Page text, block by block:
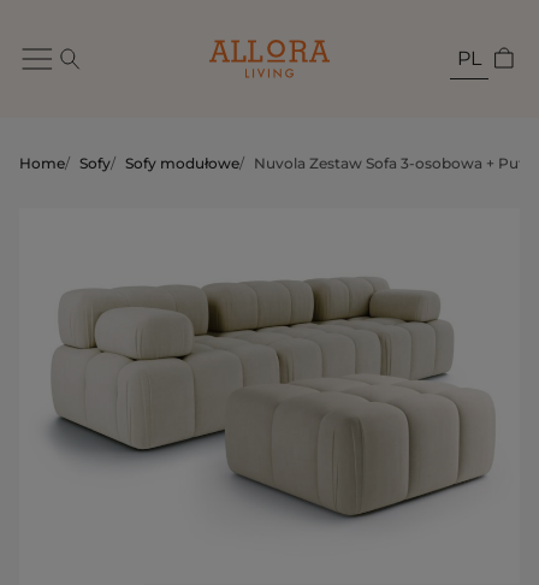
PL
Home/ Sofy/ Sofy modułowe/ Nuvola Zestaw Sofa 3-osobowa + Pufa